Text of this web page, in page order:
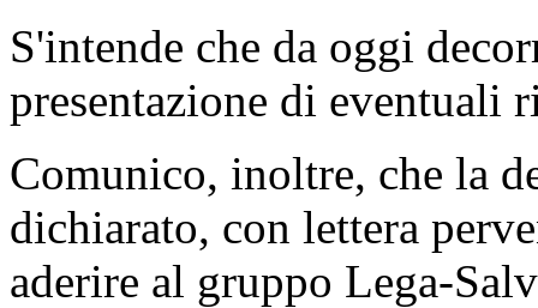
S'intende che da oggi
presentazione di eventuali
Comunico, inoltre, che la
dichiarato, con lettera
aderire al gruppo Lega-